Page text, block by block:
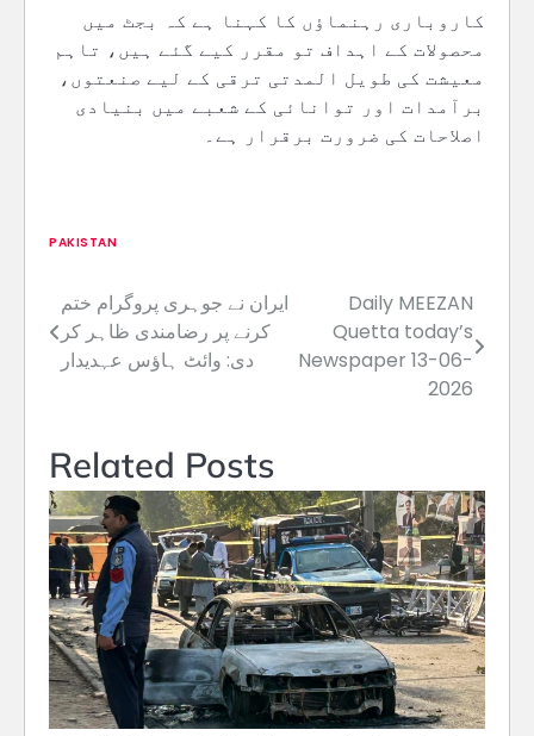
کاروباری رہنماؤں کا کہنا ہے کہ بجٹ میں
محصولات کے اہداف تو مقرر کیے گئے ہیں، تاہم
معیشت کی طویل المدتی ترقی کے لیے صنعتوں،
برآمدات اور توانائی کے شعبے میں بنیادی
اصلاحات کی ضرورت برقرار ہے۔
PAKISTAN
Post
navigation
ایران نے جوہری پروگرام ختم
کرنے پر رضامندی ظاہر کر
دی: وائٹ ہاؤس عہدیدار
Daily MEEZAN
Quetta today’s
Newspaper 13-06-
2026
Related Posts